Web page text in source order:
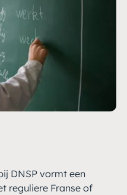
DNSP vormt een
reguliere Franse of